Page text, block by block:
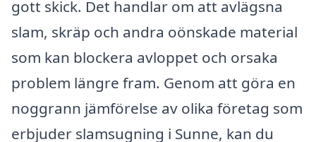
gott skick. Det handlar om att avlägsna
slam, skräp och andra oönskade material
som kan blockera avloppet och orsaka
problem längre fram. Genom att göra en
noggrann jämförelse av olika företag som
erbjuder slamsugning i Sunne, kan du